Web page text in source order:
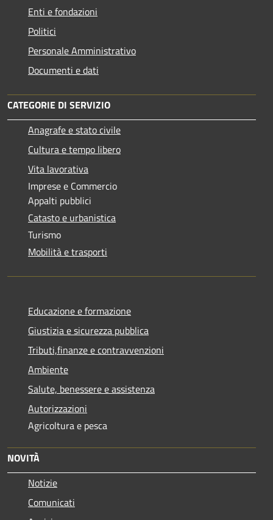
Enti e fondazioni
Politici
Personale Amministrativo
Documenti e dati
CATEGORIE DI SERVIZIO
Anagrafe e stato civile
Cultura e tempo libero
Vita lavorativa
Imprese e Commercio
Appalti pubblici
Catasto e urbanistica
Turismo
Mobilità e trasporti
Educazione e formazione
Giustizia e sicurezza pubblica
Tributi,finanze e contravvenzioni
Ambiente
Salute, benessere e assistenza
Autorizzazioni
Agricoltura e pesca
NOVITÀ
Notizie
Comunicati